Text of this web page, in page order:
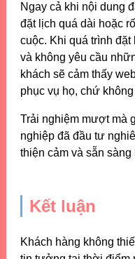
Ngay cả khi nội dung
đặt lịch quá dài hoặc
cuộc. Khi quá trình
và không yêu cầu
khách sẽ cảm thấy
phục vụ họ, chứ
Trải nghiệm mượt mà
nghiệp đã đầu tư
thiện cảm và sẵn sàng
Kết luận
Khách hàng không